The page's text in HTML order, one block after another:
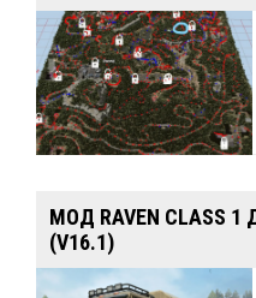
МОД RAVEN CLASS 1
(V16.1)